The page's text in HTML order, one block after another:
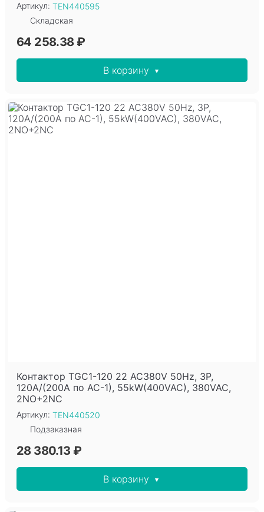
Артикул: TEN440595
Складская
64 258.38 ₽
В корзину
Контактор TGC1-120 22 AC380V 50Hz, 3P,
120A/(200A по AC-1), 55kW(400VAC), 380VAC,
2NO+2NC
Артикул: TEN440520
Подзаказная
28 380.13 ₽
В корзину